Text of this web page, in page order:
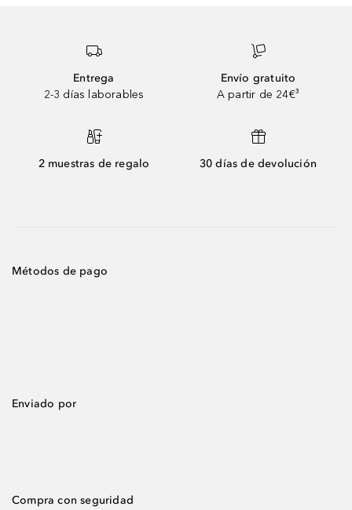
Entrega
2-3 días laborables
Envío gratuito
A partir de 24€³
2 muestras de regalo 30 días de devolución
Métodos de pago
Enviado por
Compra con seguridad